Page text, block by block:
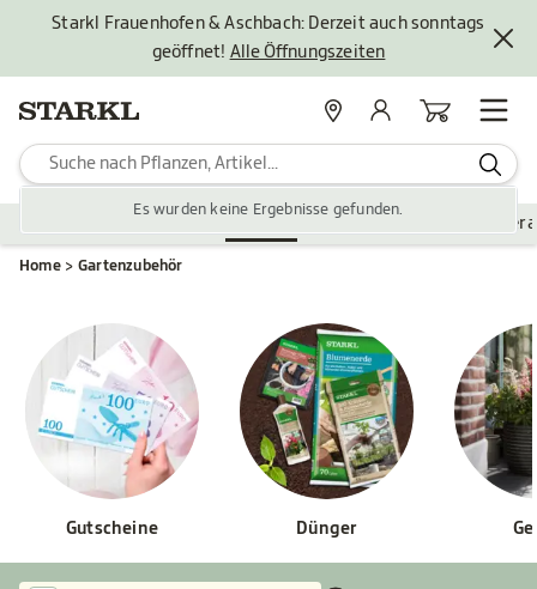
Starkl Frauenhofen & Aschbach: Derzeit auch sonntags
geöffnet! Alle Öffnungszeiten
Es wurden keine Ergebnisse gefunden.
StandorteMein KontoWarenkorb
Zubehör Gartengestaltung
Home Gartenzubehör
Gutscheine Dünger